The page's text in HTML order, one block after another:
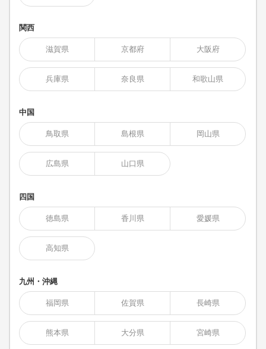
関西
滋賀県 京都府 大阪府
兵庫県 奈良県 和歌山県
中国
鳥取県 島根県 岡山県
広島県 山口県
四国
徳島県 香川県 愛媛県
高知県
九州・沖縄
福岡県 佐賀県 長崎県
熊本県 大分県 宮崎県